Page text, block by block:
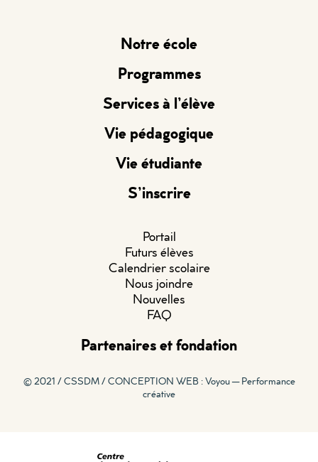
Notre école
Programmes
Services à l’élève
Vie pédagogique
Vie étudiante
S’inscrire
Portail
Futurs élèves
Calendrier scolaire
Nous joindre
Nouvelles
FAQ
Partenaires et fondation
© 2021 / CSSDM /CONCEPTION WEB : Voyou — Performance
créative